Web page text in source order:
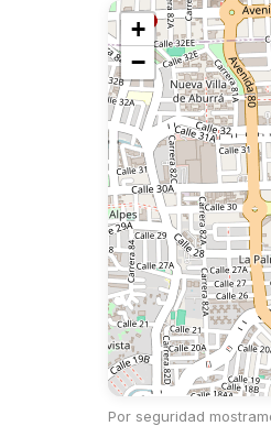
+
−
Por seguridad